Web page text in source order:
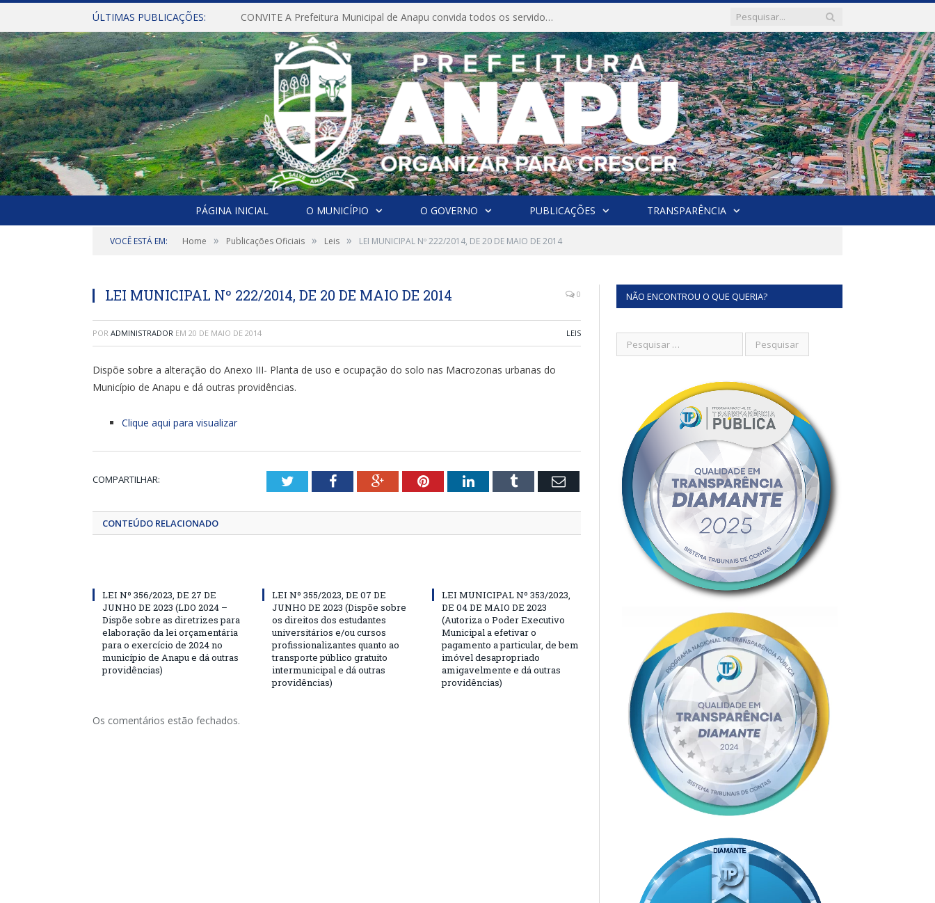
ÚLTIMAS PUBLICAÇÕES: CONVITE A Prefeitura Municipal de Anapu convida todos os servidores públicos municipais para participarem da Audiência Pública de discussão da Lei de Diretrizes Orçamentárias (LDO), importante instrumento de planejamento das ações e investimentos da Administração Pública para o próximo exercício financeiro.
PÁGINA INICIAL O MUNICÍPIO O GOVERNO PUBLICAÇÕES TRANSPARÊNCIA
VOCÊ ESTÁ EM: Home » Publicações Oficiais » Leis » LEI MUNICIPAL Nº 222/2014, DE 20 DE MAIO DE 2014
LEI MUNICIPAL Nº 222/2014, DE 20 DE MAIO DE 2014 0
POR ADMINISTRADOR EM 20 DE MAIO DE 2014 LEIS
Dispõe sobre a alteração do Anexo III- Planta de uso e ocupação do solo nas Macrozonas urbanas do
Município de Anapu e dá outras providências.
Clique aqui para visualizar
COMPARTILHAR: TwitterFacebookGoogle+PinterestLinkedInTumblr Email
CONTEÚDO RELACIONADO
LEI Nº 356/2023, DE 27 DE
JUNHO DE 2023 (LDO 2024 –
Dispõe sobre as diretrizes para
elaboração da lei orçamentária
para o exercício de 2024 no
município de Anapu e dá outras
providências)
LEI Nº 355/2023, DE 07 DE
JUNHO DE 2023 (Dispõe sobre
os direitos dos estudantes
universitários e/ou cursos
profissionalizantes quanto ao
transporte público gratuito
intermunicipal e dá outras
providências)
LEI MUNICIPAL Nº 353/2023,
DE 04 DE MAIO DE 2023
(Autoriza o Poder Executivo
Municipal a efetivar o
pagamento a particular, de bem
imóvel desapropriado
amigavelmente e dá outras
providências)
Os comentários estão fechados.
NÃO ENCONTROU O QUE QUERIA?